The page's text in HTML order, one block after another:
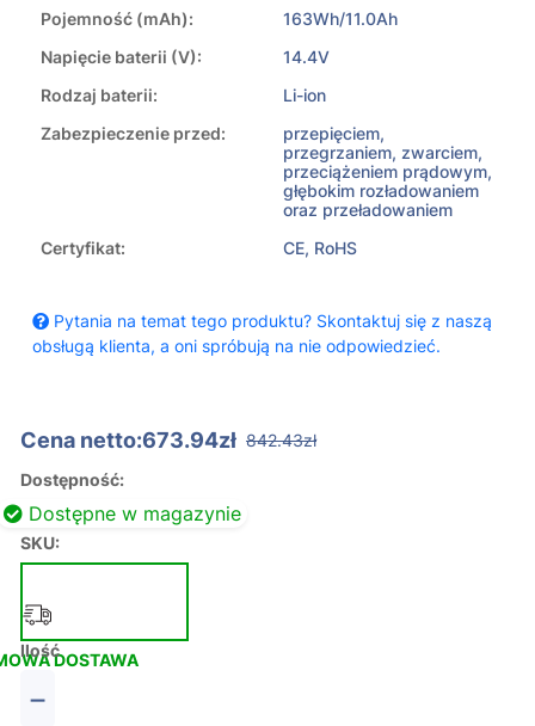
Pojemność (mAh):
163Wh/11.0Ah
Napięcie baterii (V):
14.4V
Rodzaj baterii:
Li-ion
Zabezpieczenie przed:
przepięciem,
przegrzaniem, zwarciem,
przeciążeniem prądowym,
głębokim rozładowaniem
oraz przeładowaniem
Certyfikat:
CE, RoHS
Pytania na temat tego produktu? Skontaktuj się z naszą
obsługą klienta, a oni spróbują na nie odpowiedzieć.
Cena netto:673.94zł 842.43zł
Dostępność:
Dostępne w magazynie
SKU:
DOSTAWA
Ilość
−